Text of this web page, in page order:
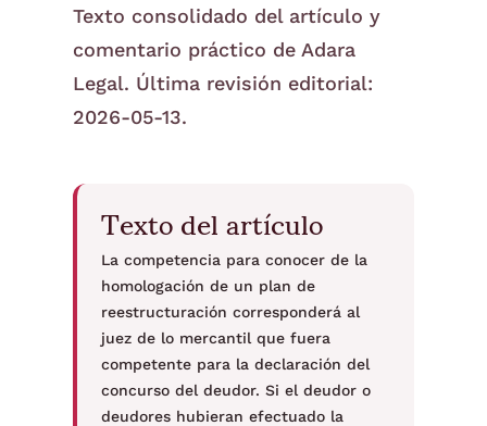
Texto consolidado del artículo y
comentario práctico de Adara
Legal. Última revisión editorial:
2026-05-13.
Texto del artículo
La competencia para conocer de la
homologación de un plan de
reestructuración corresponderá al
juez de lo mercantil que fuera
competente para la declaración del
concurso del deudor. Si el deudor o
deudores hubieran efectuado la